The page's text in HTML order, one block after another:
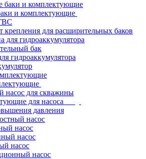
и комплектующие
крепления для расширительных баков
для гидроаккумулятора
бак
гидроаккумулятора
насос для скважины
для насоса
давления
насос
насос
насос
насос
насос